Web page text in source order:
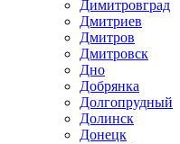
Димитровград
Дмитриев
Дмитров
Дмитровск
Дно
Добрянка
Долгопрудный
Долинск
Донецк